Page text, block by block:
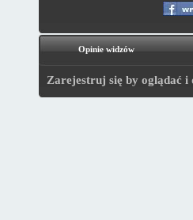
Opinie widzów
Zarejestruj się by oglądać i